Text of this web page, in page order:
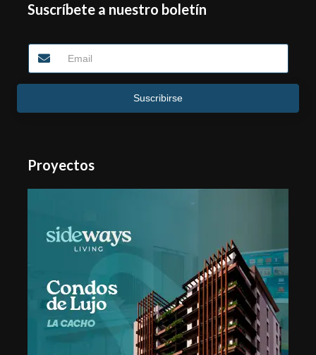
Suscríbete a nuestro boletín
Suscribirse
Proyectos